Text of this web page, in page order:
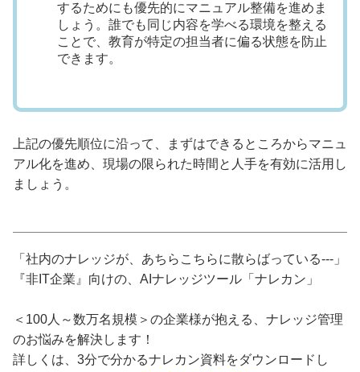
するためにも優先的にマニュアル整備を進めま
しょう。誰でも同じ内容を学べる環境を整える
ことで、教育が特定の担当者に偏る状態を防止
できます。
上記の優先順位に沿って、まずはできるところからマニュ
アル化を進め、現場の限られた時間と人手を有効に活用し
ましょう。
「社内のナレッジが、あちらこちらに散らばっている---」
『非IT企業』向けの、AIナレッジツール「ナレカン」
＜100人～数万名規模＞の企業様が抱える、ナレッジ管理
のお悩みを解決します！
詳しくは、3分で分かるナレカン資料をダウンロードし